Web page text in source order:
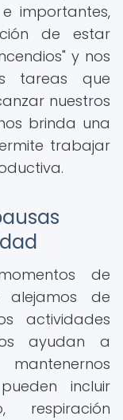
importantes,
de estar
y nos
tareas que
nuestros
brinda una
trabajar
de
de
actividades
ayudan a
incluir
respiración